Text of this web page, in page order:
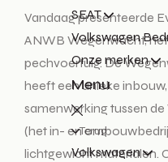
SEAT
Volkswagen
Onze merken
Menu
Terug
Volkswagen
Vandaag presenteerde
ANWB Wegenwacht,
pechvoertuig. De
heeft een unieke
samenwerking tussen
(het in- en
lichtgewicht materialen.